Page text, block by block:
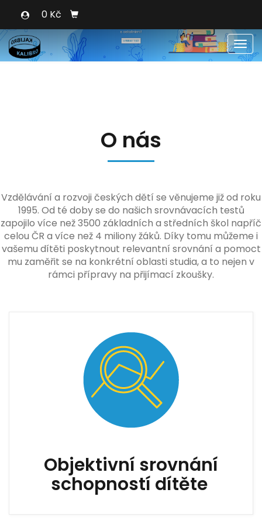
0 Kč
O nás
Vzdělávání a rozvoji českých dětí se věnujeme již od roku
1995. Od té doby se do našich srovnávacích testů
zapojilo více než 3500 základních a středních škol napříč
celou ČR a více než 4 miliony žáků. Díky tomu můžeme i
vašemu dítěti poskytnout relevantní srovnání a pomoct
mu zaměřit se na konkrétní oblasti studia, a to nejen v
rámci přípravy na přijímací zkoušky.
Objektivní srovnání
schopností dítěte